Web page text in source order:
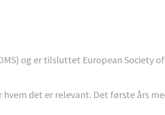
og er tilsluttet European Society
det er relevant. Det første års